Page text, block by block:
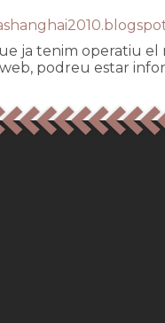
ja tenim operatiu
podreu estar